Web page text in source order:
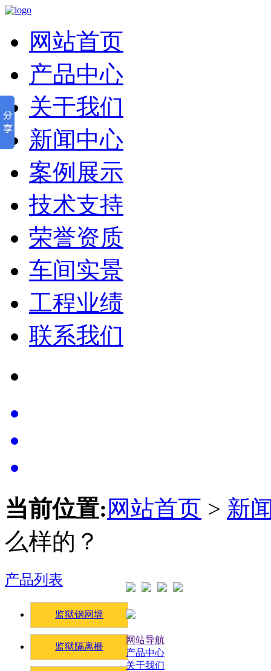
网站首页
产品中心
关于我们
新闻中心
案例展示
技术支持
荣誉资质
车间实景
工程业绩
联系我们
当前位置: 网站首页 > 新
么样的？
产品列表
监狱钢网墙
监狱隔离栅
网站导航
产品中心
关于我们